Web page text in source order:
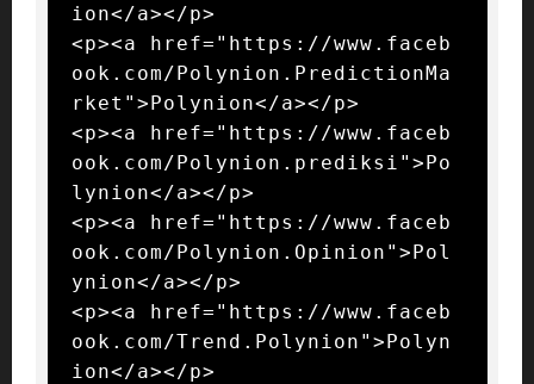
ion</a></p>
<p><a href="https://www.faceb
ook.com/Polynion.PredictionMa
rket">Polynion</a></p>
<p><a href="https://www.faceb
ook.com/Polynion.prediksi">Po
lynion</a></p>
<p><a href="https://www.faceb
ook.com/Polynion.Opinion">Pol
ynion</a></p>
<p><a href="https://www.faceb
ook.com/Trend.Polynion">Polyn
ion</a></p>